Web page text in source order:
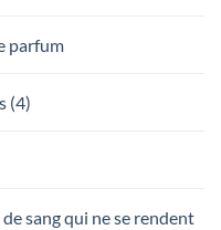
parfum
(4)
sang qui ne se rendent